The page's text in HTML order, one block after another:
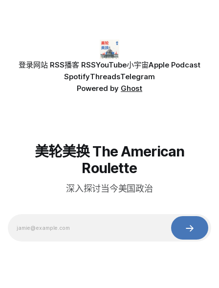
登录网站 RSS播客 RSSYouTube小宇宙Apple Podcast
SpotifyThreadsTelegram
Powered by Ghost
美轮美换 The American
Roulette
深入探讨当今美国政治